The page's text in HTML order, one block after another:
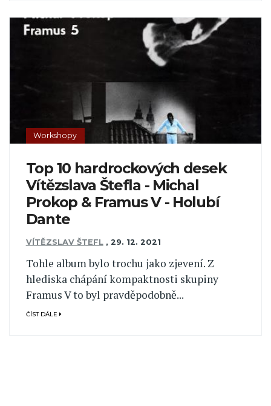
Workshopy
Top 10 hardrockových desek
Vítězslava Štefla - Michal
Prokop & Framus V - Holubí
Dante
VÍTĚZSLAV ŠTEFL , 29. 12. 2021
Tohle album bylo trochu jako zjevení. Z
hlediska chápání kompaktnosti skupiny
Framus V to byl pravděpodobně...
ČÍST DÁLE